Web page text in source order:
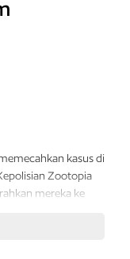
kasusdi
Zootopia
mereka ke